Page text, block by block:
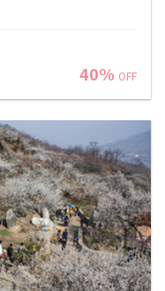
40% OFF